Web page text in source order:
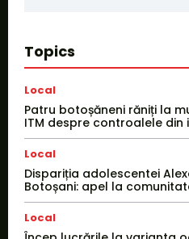
Topics
Local
Patru botoșăneni răniți la
ITM despre controalele din
Local
Dispariția adolescentei
Botoșani: apel la
Local